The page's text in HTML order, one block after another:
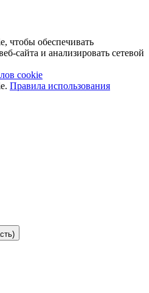
чтобы обеспечивать
сайта и анализировать сетевой
cookie
Правила использования